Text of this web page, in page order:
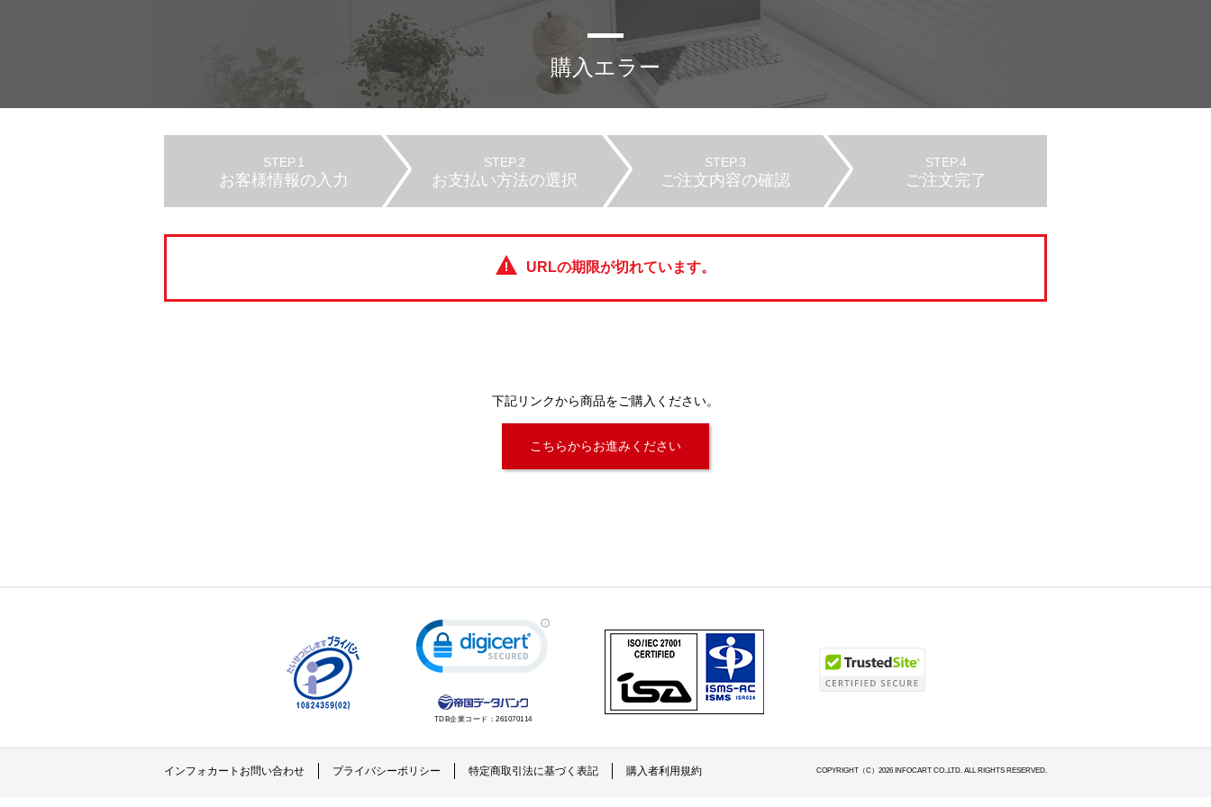
購入エラー
STEP.1
お客様情報の入力
STEP.2
お支払い方法の選択
STEP.3
ご注文内容の確認
STEP.4
ご注文完了
URLの期限が切れています。
下記リンクから商品をご購入ください。
こちらからお進みください
TDB企業コード： 261070114
インフォカートお問い合わせ プライバシーポリシー 特定商取引法に基づく表記 購入者利用規約 COPYRIGHT（C）2026 INFOCART CO.,LTD. ALL RIGHTS RESERVED.